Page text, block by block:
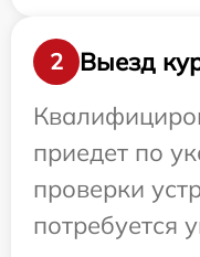
2
Выезд
приедет по
проверки
потребуется